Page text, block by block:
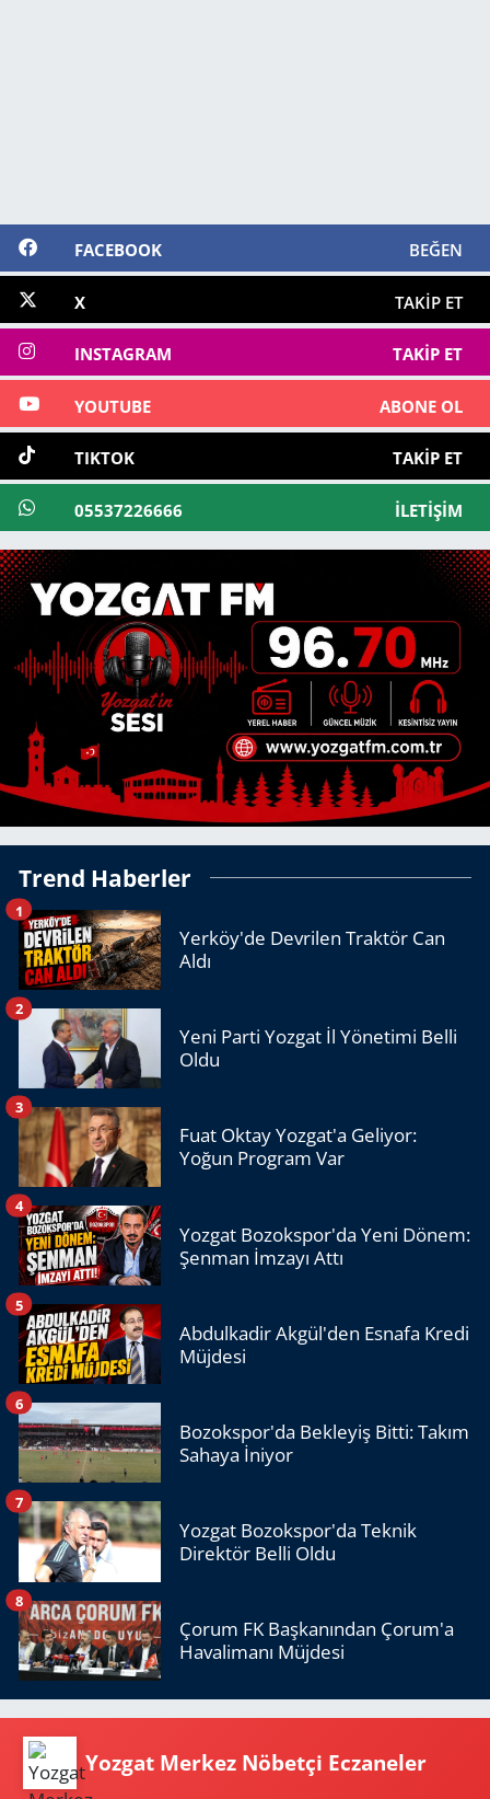
FACEBOOK BEĞEN
X TAKIP ET
INSTAGRAM TAKIP ET
YOUTUBE ABONE OL
TIKTOK TAKIP ET
05537226666 İLETIŞIM
Trend Haberler
Yerköy'de Devrilen Traktör Can
Aldı
1
Yeni Parti Yozgat İl Yönetimi Belli
Oldu
2
Fuat Oktay Yozgat'a Geliyor:
Yoğun Program Var
3
Yozgat Bozokspor'da Yeni Dönem:
Şenman İmzayı Attı
4
Abdulkadir Akgül'den Esnafa Kredi
Müjdesi
5
Bozokspor'da Bekleyiş Bitti: Takım
Sahaya İniyor
6
Yozgat Bozokspor'da Teknik
Direktör Belli Oldu
7
Çorum FK Başkanından Çorum'a
Havalimanı Müjdesi
8
Yozgat Merkez Nöbetçi Eczaneler